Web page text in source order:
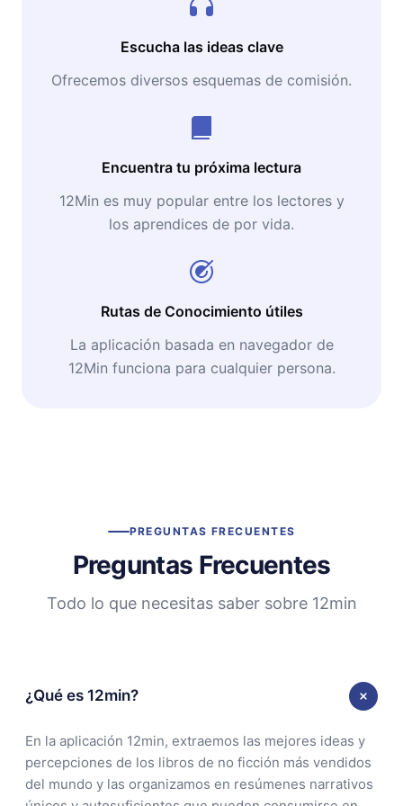
Escucha las ideas clave
Ofrecemos diversos esquemas de comisión.
Encuentra tu próxima lectura
12Min es muy popular entre los lectores y
los aprendices de por vida.
Rutas de Conocimiento útiles
La aplicación basada en navegador de
12Min funciona para cualquier persona.
PREGUNTAS FRECUENTES
Preguntas Frecuentes
Todo lo que necesitas saber sobre 12min
¿Qué es 12min?
En la aplicación 12min, extraemos las mejores ideas y
percepciones de los libros de no ficción más vendidos
del mundo y las organizamos en resúmenes narrativos